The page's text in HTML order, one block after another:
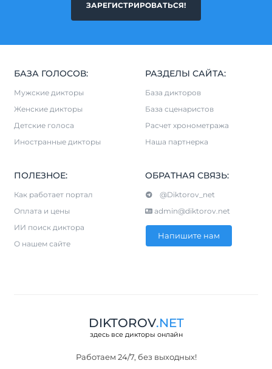
ЗАРЕГИСТРИРОВАТЬСЯ!
БАЗА ГОЛОСОВ:
Мужские дикторы
Женские дикторы
Детские голоса
Иностранные дикторы
РАЗДЕЛЫ САЙТА:
База дикторов
База сценаристов
Расчет хронометража
Наша партнерка
ПОЛЕЗНОЕ:
Как работает портал
Оплата и цены
ИИ поиск диктора
О нашем сайте
ОБРАТНАЯ СВЯЗЬ:
@Diktorov_net
admin@diktorov.net
Напишите нам
DIKTOROV.NET
здесь все дикторы онлайн
Работаем 24/7, без выходных!